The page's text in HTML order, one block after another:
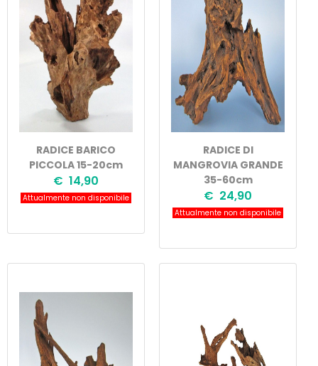
RADICE BARICO
PICCOLA 15-20cm
€ 14,90
Attualmente non disponibile
RADICE DI
MANGROVIA GRANDE
35-60cm
€ 24,90
Attualmente non disponibile